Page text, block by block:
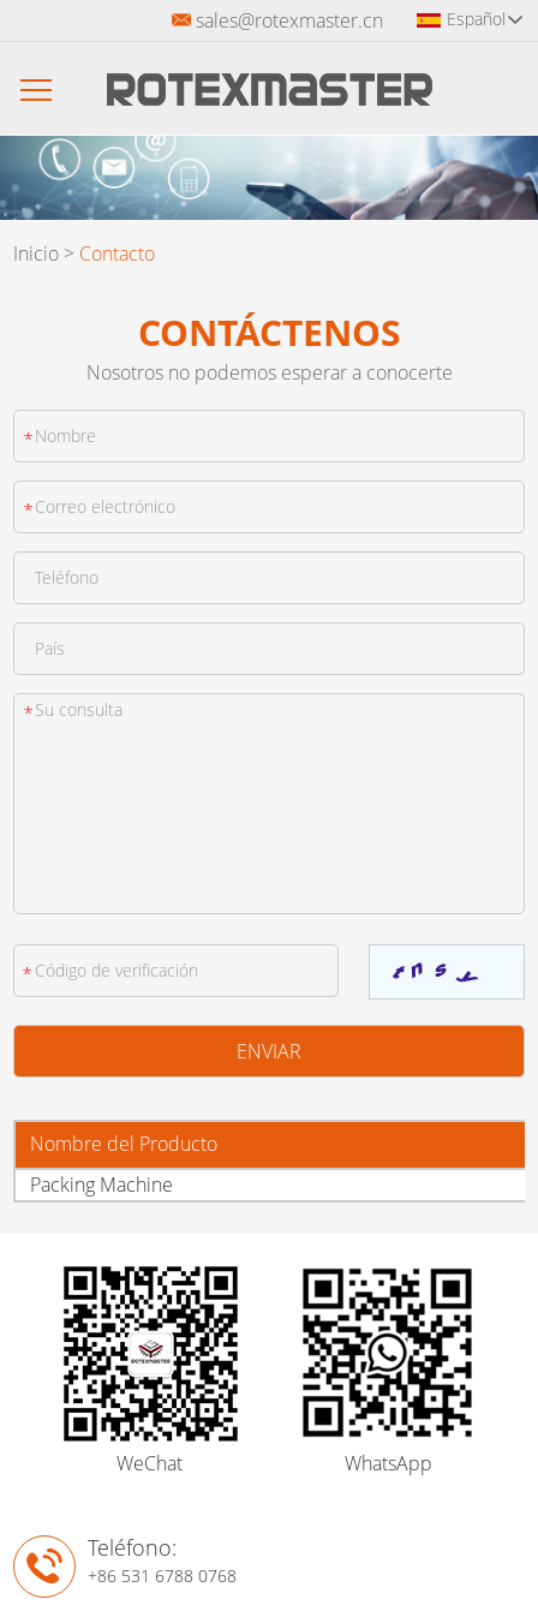
sales@rotexmaster.cn Español
Inicio > Contacto
CONTÁCTENOS
Nosotros no podemos esperar a conocerte
Nombre del Producto
Packing Machine
WeChat WhatsApp
Teléfono:
+86 531 6788 0768